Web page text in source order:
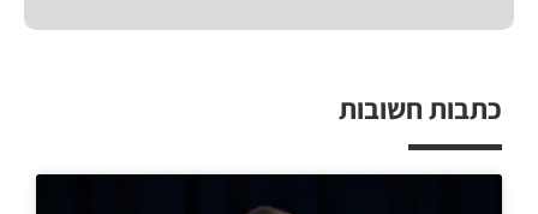
כתבות חשובות